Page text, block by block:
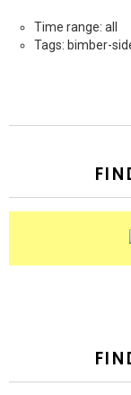
Time range: all
Tags: bimber-